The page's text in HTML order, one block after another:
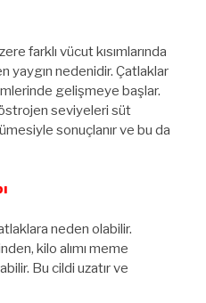
farklı vücut kısımlarında
yaygın nedenidir. Çatlaklar
gelişmeye başlar.
seviyeleri süt
sonuçlanır ve bu da
neden olabilir.
kilo alımı meme
Bu cildi uzatır ve